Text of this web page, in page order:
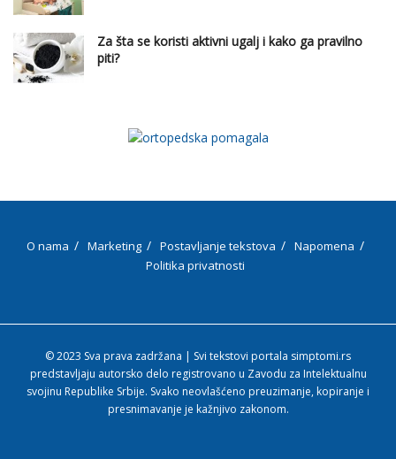
Za šta se koristi aktivni ugalj i kako ga pravilno
piti?
O nama Marketing Postavljanje tekstova
Napomena
Politika privatnosti
© 2023 Sva prava zadržana | Svi tekstovi portala simptomi.rs
predstavljaju autorsko delo registrovano u Zavodu za Intelektualnu
svojinu Republike Srbije. Svako neovlašćeno preuzimanje, kopiranje i
presnimavanje je kažnjivo zakonom.